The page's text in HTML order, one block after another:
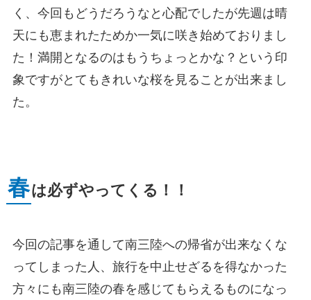
く、今回もどうだろうなと心配でしたが先週は晴
天にも恵まれたためか一気に咲き始めておりまし
た！満開となるのはもうちょっとかな？という印
象ですがとてもきれいな桜を見ることが出来まし
た。
春は必ずやってくる！！
今回の記事を通して南三陸への帰省が出来なくな
ってしまった人、旅行を中止せざるを得なかった
方々にも南三陸の春を感じてもらえるものになっ